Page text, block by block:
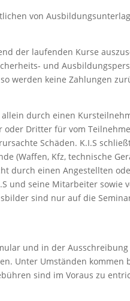
von
der laufenden Kurse
und
werden keine Zahlungen
durch einen
Dritter für vom
Schäden. K.I.S
(Waffen, Kfz, technische
durch einen Angestellten
und seine Mitarbeiter sowie
sind nur auf die
und in der
Unter Umständen
sind im Voraus zu